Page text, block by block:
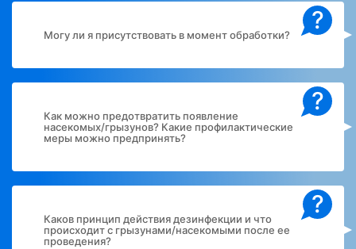
?
Могу ли я присутствовать в момент обработки?
?
Как можно предотвратить появление
насекомых/грызунов? Какие профилактические
меры можно предпринять?
?
Каков принцип действия дезинфекции и что
происходит с грызунами/насекомыми после ее
проведения?